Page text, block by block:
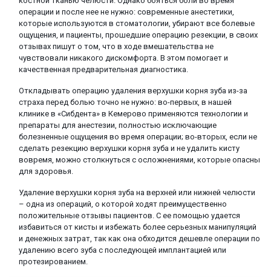
операции и после нее не нужно: современные анестетики,
которые используются в стоматологии, убирают все болевые
ощущения, и пациенты, прошедшие операцию резекции, в своих
отзывах пишут о том, что в ходе вмешательства не
чувствовали никакого дискомфорта. В этом помогает и
качественная предварительная диагностика.
Откладывать операцию удаления верхушки корня зуба из-за
страха перед болью точно не нужно: во-первых, в нашей
клинике в «Сибдента» в Кемерово применяются технологии и
препараты для анестезии, полностью исключающие
болезненные ощущения во время операции; во-вторых, если не
сделать резекцию верхушки корня зуба и не удалить кисту
вовремя, можно столкнуться с осложнениями, которые опасны
для здоровья.
Удаление верхушки корня зуба на верхней или нижней челюсти
– одна из операций, о которой ходят преимущественно
положительные отзывы пациентов. С ее помощью удается
избавиться от кисты и избежать более серьезных манипуляций
и денежных затрат, так как она обходится дешевле операции по
удалению всего зуба с последующей имплантацией или
протезированием.